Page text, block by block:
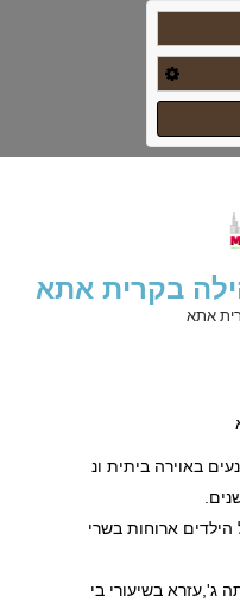
בקרית אתא
אתא
באוירה ביתית ונ
הילדים ארוחות בשרי
עד כיתה ג',עזרא בשיעורי בי